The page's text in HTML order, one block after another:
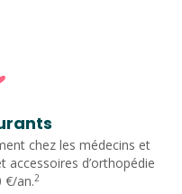
chez les médecins et
accessoires d’orthopédie
€/an.2